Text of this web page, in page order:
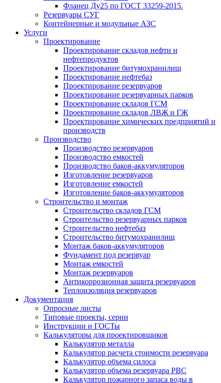
Фланец Ду25 по ГОСТ 33259-2015.
Резервуары СУГ
Контейнерные и модульные АЗС
Услуги
Проектирование
Проектирование складов нефти и
нефтепродуктов
Проектирование битумохранилищ
Проектирование нефтебаз
Проектирование резервуаров
Проектирование резервуарных парков
Проектирование складов ГСМ
Проектирование складов ЛВЖ и ГЖ
Проектирование химических предприятий и
производств
Производство
Производство резервуаров
Производство емкостей
Производство баков-аккумуляторов
Изготовление резервуаров
Изготовление емкостей
Изготовление баков-аккумуляторов
Строительство и монтаж
Строительство складов ГСМ
Строительство резервуарных парков
Строительство нефтебаз
Строительство битумохранилищ
Монтаж баков-аккумуляторов
Фундамент под резервуар
Монтаж емкостей
Монтаж резервуаров
Антикоррозионная защита резервуаров
Теплоизоляция резервуаров
Документация
Опросные листы
Типовые проекты, серии
Инструкции и ГОСТы
Калькуляторы для проектировщиков
Калькулятор металла
Калькулятор расчета стоимости резервуара
Калькулятор объема силоса
Калькулятор объема резервуара РВС
Калькулятор пожарного запаса воды в